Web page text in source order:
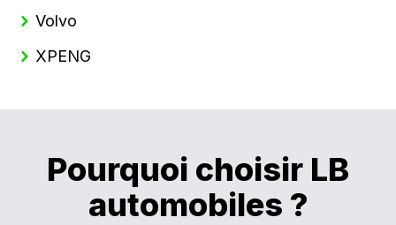
Volvo
XPENG
Pourquoi choisir LB
automobiles ?